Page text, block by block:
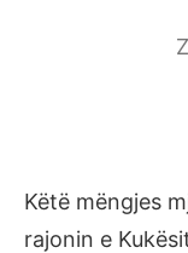
Këtë mëngjes
rajonin e